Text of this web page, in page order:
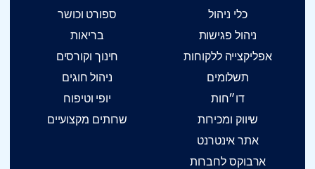
כלי ניהול
ניהול פגישות
אפליקצייה ללקוחות
תשלומים
דו״חות
שיווק ומכירות
אתר אינטרנט
ארבוקס לחברות
ספורט וכושר
בריאות
חינוך וקורסים
ניהול חוגים
יופי וטיפוח
שרותים מקצועיים